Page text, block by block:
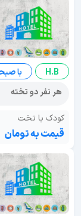
H.B
با
هر نفر دو تخته
کودک با تخت
قیمت به تومان